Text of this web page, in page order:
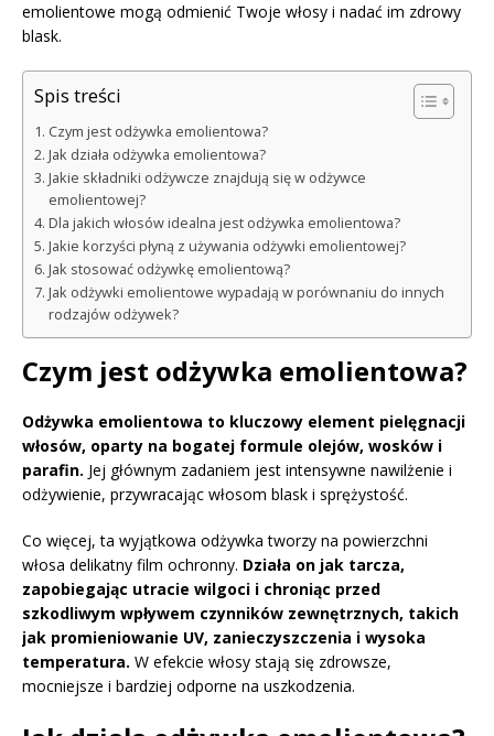
emolientowe mogą odmienić Twoje włosy i nadać im zdrowy
blask.
Spis treści
Czym jest odżywka emolientowa?
Jak działa odżywka emolientowa?
Jakie składniki odżywcze znajdują się w odżywce
emolientowej?
Dla jakich włosów idealna jest odżywka emolientowa?
Jakie korzyści płyną z używania odżywki emolientowej?
Jak stosować odżywkę emolientową?
Jak odżywki emolientowe wypadają w porównaniu do innych
rodzajów odżywek?
Czym jest odżywka emolientowa?
Odżywka emolientowa to kluczowy element pielęgnacji
włosów, oparty na bogatej formule olejów, wosków i
parafin. Jej głównym zadaniem jest intensywne nawilżenie i
odżywienie, przywracając włosom blask i sprężystość.
Co więcej, ta wyjątkowa odżywka tworzy na powierzchni
włosa delikatny film ochronny. Działa on jak tarcza,
zapobiegając utracie wilgoci i chroniąc przed
szkodliwym wpływem czynników zewnętrznych, takich
jak promieniowanie UV, zanieczyszczenia i wysoka
temperatura. W efekcie włosy stają się zdrowsze,
mocniejsze i bardziej odporne na uszkodzenia.